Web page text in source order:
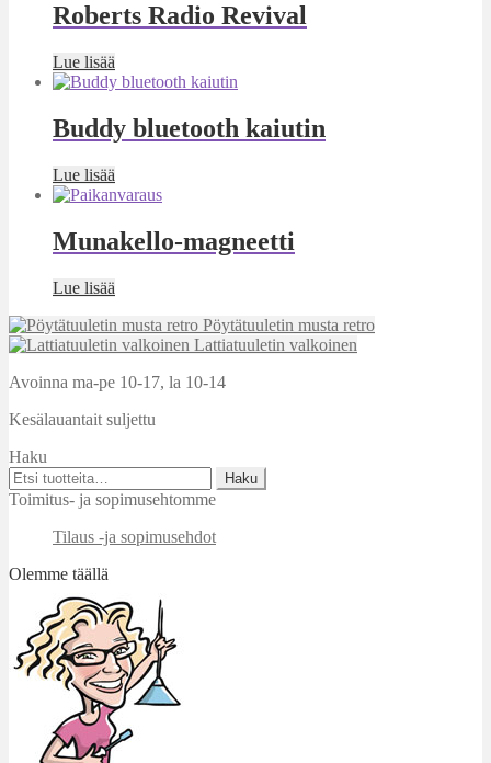
Roberts Radio Revival
Lue lisää
Buddy bluetooth kaiutin
Lue lisää
Munakello-magneetti
Lue lisää
Pöytätuuletin musta retro
Lattiatuuletin valkoinen
Avoinna ma-pe 10-17, la 10-14
Kesälauantait suljettu
Haku
Etsi:
Haku
Toimitus- ja sopimusehtomme
Tilaus -ja sopimusehdot
Olemme täällä